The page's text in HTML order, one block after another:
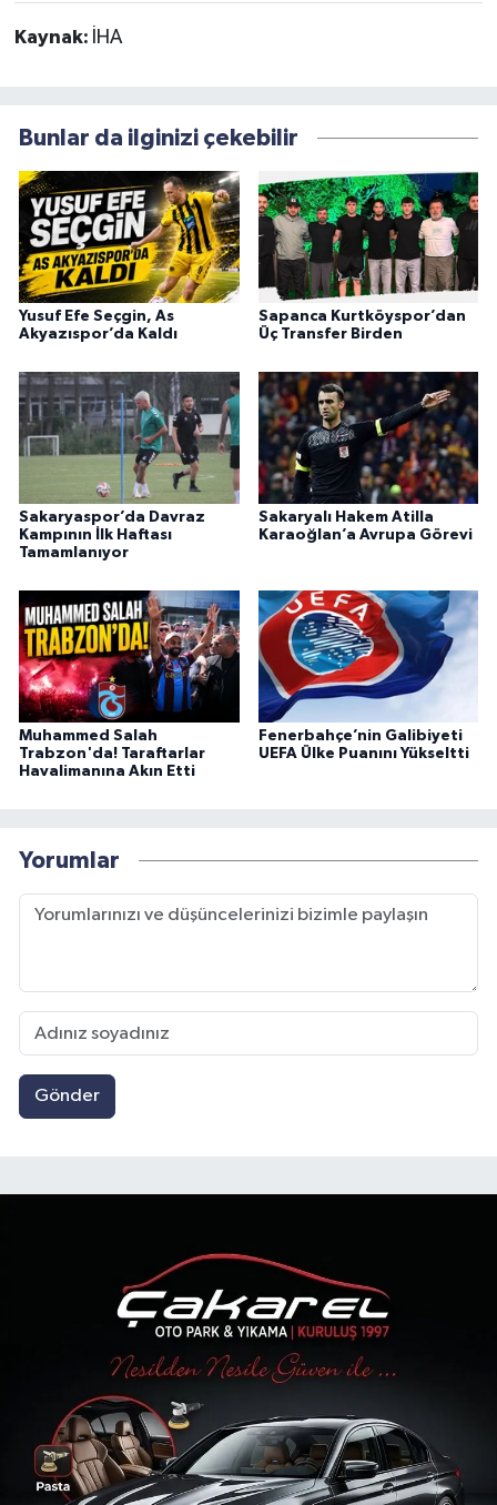
Kaynak: İHA
Bunlar da ilginizi çekebilir
Yusuf Efe Seçgin, As
Akyazıspor’da Kaldı
Sapanca Kurtköyspor’dan
Üç Transfer Birden
Sakaryaspor’da Davraz
Kampının İlk Haftası
Tamamlanıyor
Sakaryalı Hakem Atilla
Karaoğlan’a Avrupa Görevi
Muhammed Salah
Trabzon'da! Taraftarlar
Havalimanına Akın Etti
Fenerbahçe’nin Galibiyeti
UEFA Ülke Puanını Yükseltti
Yorumlar
Gönder